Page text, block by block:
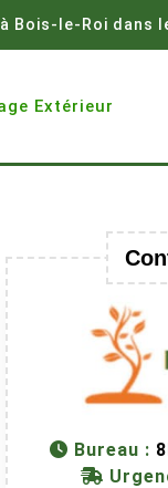
Bois-le-Roi dans
Extérieur
Bureau :